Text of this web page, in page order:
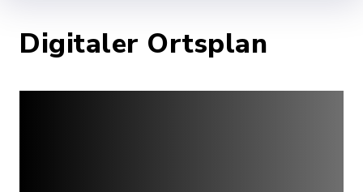
Digitaler Ortsplan